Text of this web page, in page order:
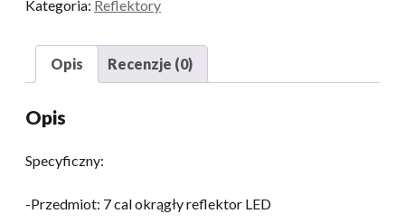
światła
wiązkę
reflektor
ilość
Kategoria: Reflektory
Opis Recenzje (0)
Opis
Specyficzny:
-Przedmiot: 7 cal okrągły reflektor LED